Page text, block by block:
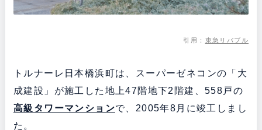
引用： 東急リバブル
トルナーレ日本橋浜町は、スーパーゼネコンの「大
成建設」が施工した地上47階地下2階建、558戸の
高級タワーマンションで、2005年8月に竣工しまし
た。